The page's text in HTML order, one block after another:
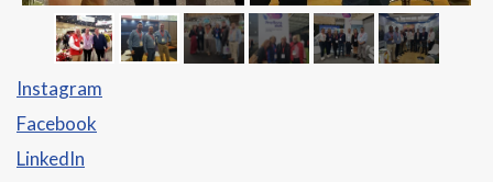
Instagram
Facebook
LinkedIn